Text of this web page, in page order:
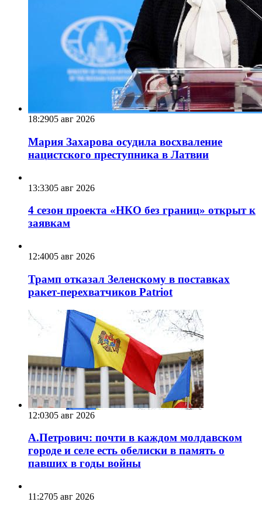
18:2905 авг 2026
Мария Захарова осудила восхваление
нацистского преступника в Латвии
13:3305 авг 2026
4 сезон проекта «НКО без границ» открыт к
заявкам
12:4005 авг 2026
Трамп отказал Зеленскому в поставках
ракет-перехватчиков Patriot
12:0305 авг 2026
А.Петрович: почти в каждом молдавском
городе и селе есть обелиски в память о
павших в годы войны
11:2705 авг 2026